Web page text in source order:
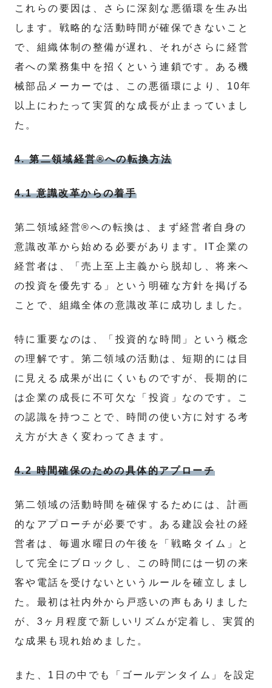
これらの要因は、さらに深刻な悪循環を生み出
します。戦略的な活動時間が確保できないこと
で、組織体制の整備が遅れ、それがさらに経営
者への業務集中を招くという連鎖です。ある機
械部品メーカーでは、この悪循環により、10年
以上にわたって実質的な成長が止まっていまし
た。
4. 第二領域経営®への転換方法
4.1 意識改革からの着手
第二領域経営®への転換は、まず経営者自身の
意識改革から始める必要があります。IT企業の
経営者は、「売上至上主義から脱却し、将来へ
の投資を優先する」という明確な方針を掲げる
ことで、組織全体の意識改革に成功しました。
特に重要なのは、「投資的な時間」という概念
の理解です。第二領域の活動は、短期的には目
に見える成果が出にくいものですが、長期的に
は企業の成長に不可欠な「投資」なのです。こ
の認識を持つことで、時間の使い方に対する考
え方が大きく変わってきます。
4.2 時間確保のための具体的アプローチ
第二領域の活動時間を確保するためには、計画
的なアプローチが必要です。ある建設会社の経
営者は、毎週水曜日の午後を「戦略タイム」と
して完全にブロックし、この時間には一切の来
客や電話を受けないというルールを確立しまし
た。最初は社内外から戸惑いの声もありました
が、3ヶ月程度で新しいリズムが定着し、実質的
な成果も現れ始めました。
また、1日の中でも「ゴールデンタイム」を設定